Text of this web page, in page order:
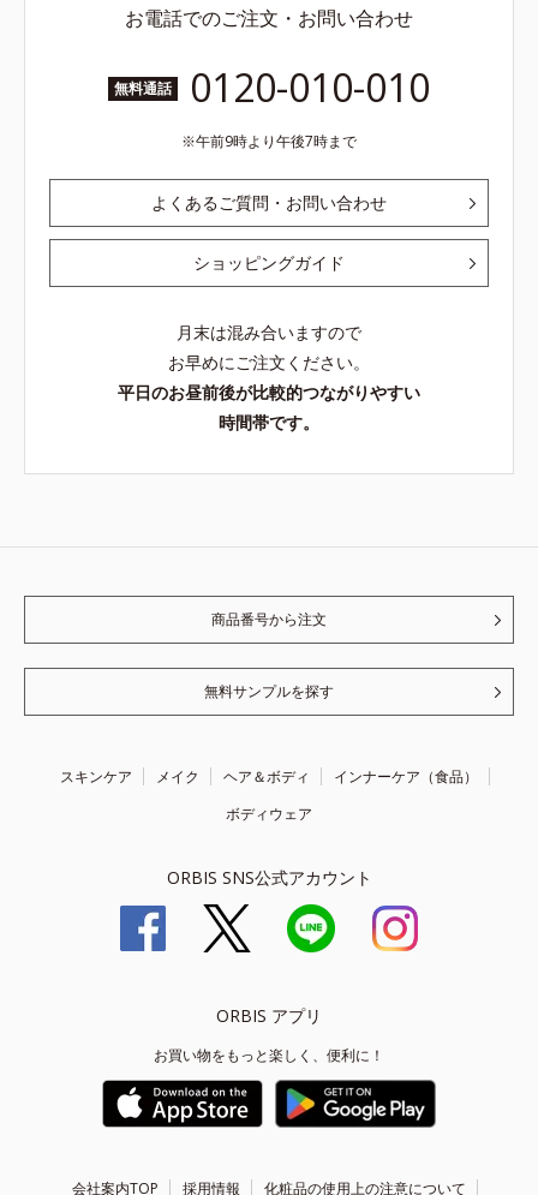
お電話でのご注文・お問い合わせ
無料通話 0120-010-010
午前9時より午後7時まで
よくあるご質問・お問い合わせ
ショッピングガイド
月末は混み合いますので
お早めにご注文ください。
平日のお昼前後が比較的つながりやすい
時間帯です。
商品番号から注文
無料サンプルを探す
スキンケア メイク ヘア＆ボディ
インナーケア（食品）
ボディウェア
ORBIS SNS公式アカウント
ORBIS アプリ
お買い物をもっと楽しく、便利に！
会社案内TOP 採用情報 化粧品の使用上の注意について